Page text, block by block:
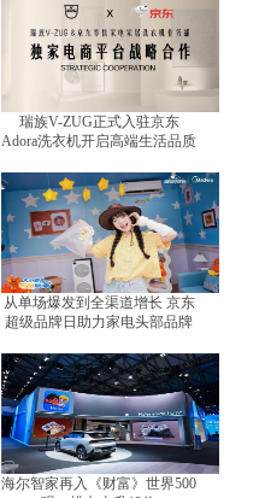
瑞族V-ZUG正式入驻京东
Adora洗衣机开启高端生活品质
从单场爆发到全渠道增长 京东
超级品牌日助力家电头部品牌
海尔智家再入《财富》世界500